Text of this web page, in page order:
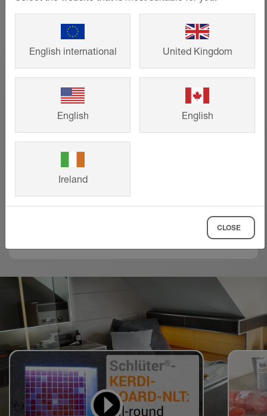
Referenser
Från småhus till stora projekt –
intelligenta lösningar från Schlüter-
Systems som bidrar till ett snyggt
formspråk och lång livslängd. Titta på
andra kunders färdiga bygg- och
till ditt eget projekt.
Videor för att lära sig
och göra efter
English international United Kingdom
English English
Ireland
CLOSE